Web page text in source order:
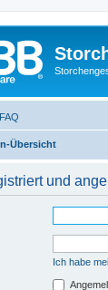
FAQ
Übersicht
und
Ich habe